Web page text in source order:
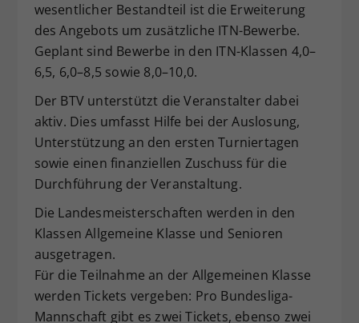
wesentlicher Bestandteil ist die Erweiterung
des Angebots um zusätzliche ITN-Bewerbe.
Geplant sind Bewerbe in den ITN-Klassen 4,0–
6,5, 6,0–8,5 sowie 8,0–10,0.
Der BTV unterstützt die Veranstalter dabei
aktiv. Dies umfasst Hilfe bei der Auslosung,
Unterstützung an den ersten Turniertagen
sowie einen finanziellen Zuschuss für die
Durchführung der Veranstaltung.
Die Landesmeisterschaften werden in den
Klassen Allgemeine Klasse und Senioren
ausgetragen.
Für die Teilnahme an der Allgemeinen Klasse
werden Tickets vergeben: Pro Bundesliga-
Mannschaft gibt es zwei Tickets, ebenso zwei